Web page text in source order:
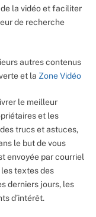
la vidéo et faciliter
de recherche
autres contenus
et la Zone Vidéo
le meilleur
et les
trucs et astuces,
le but de vous
envoyée par courriel
textes des
derniers jours, les
d’intérêt.